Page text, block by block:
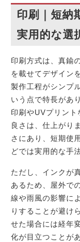
印刷｜短納
実用的な選
印刷方式は、真鍮
を載せてデザイン
製作工程がシンプ
いう点で特長があ
印刷やUVプリン
良さは、仕上がり
さにあり、短期使
どでは実用的な手
ただし、インクが
あるため、屋外で
線や雨風の影響に
りすることが避け
せた場合には経年
化が目立つことが